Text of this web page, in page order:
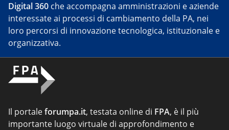
Digital 360 che accompagna amministrazioni e aziende
interessate ai processi di cambiamento della PA, nei
loro percorsi di innovazione tecnologica, istituzionale e
organizzativa.
Il portaleforumpa.it, testata online di FPA, è il più
importante luogo virtuale di approfondimento e